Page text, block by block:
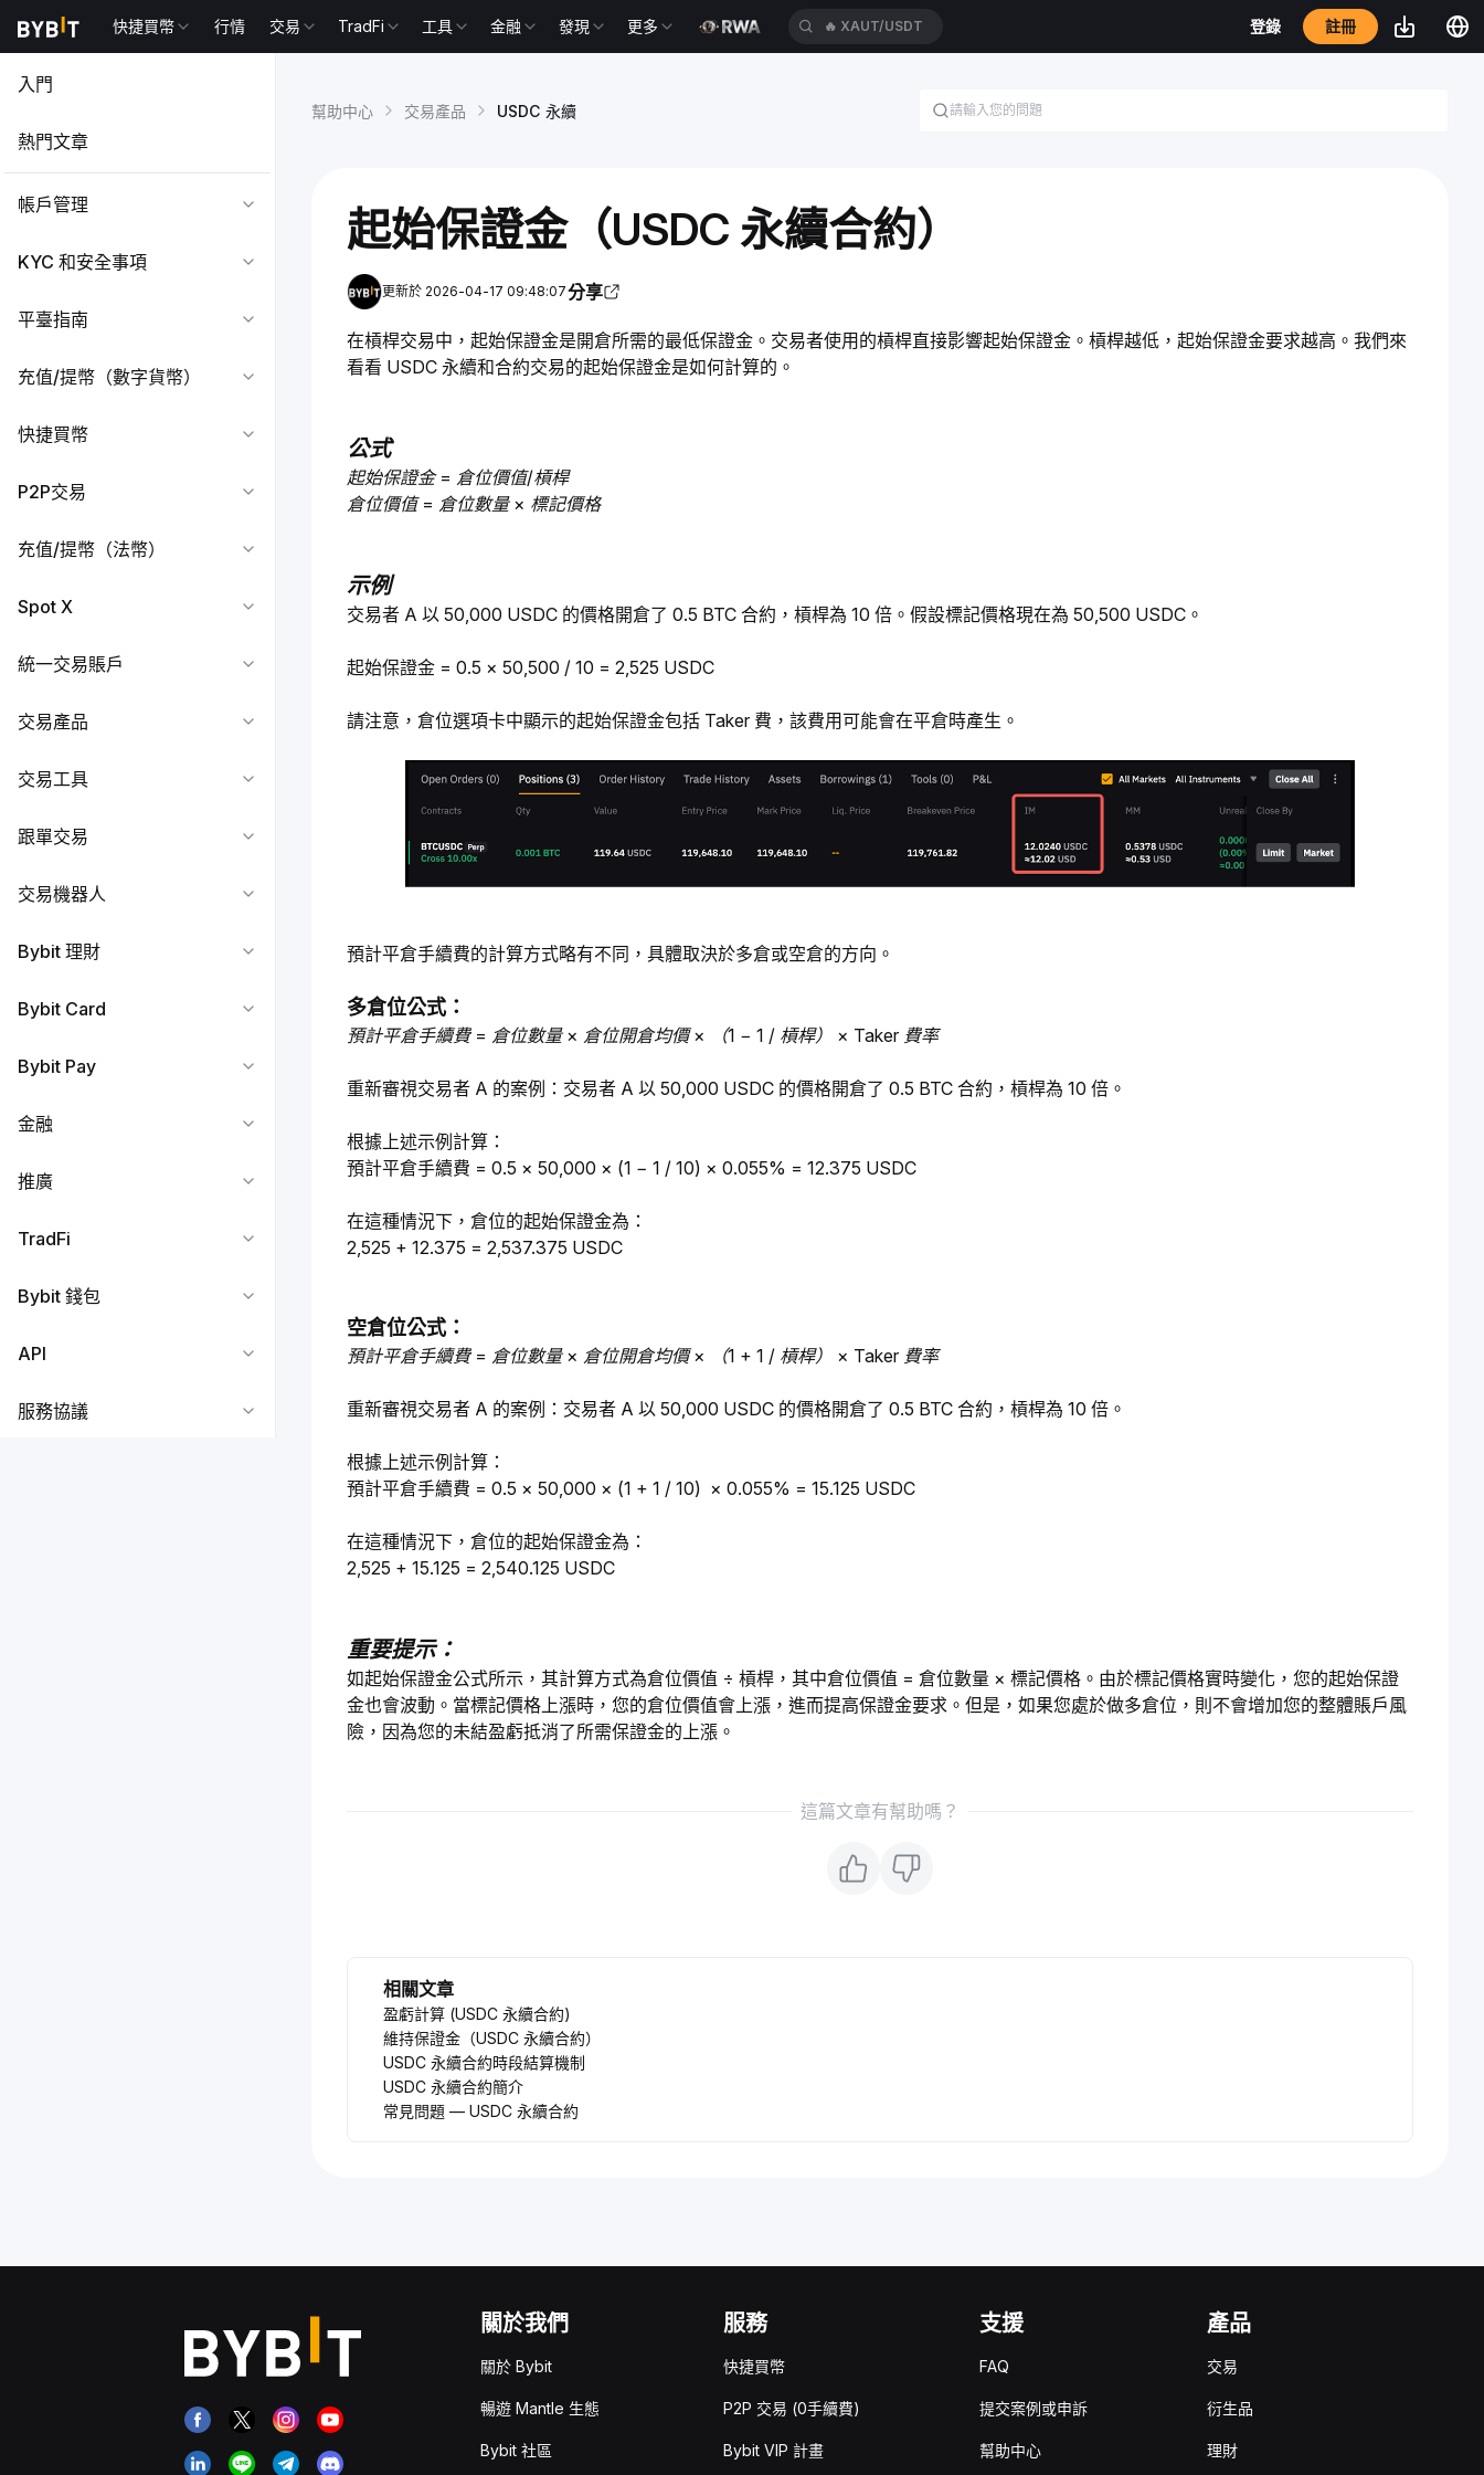
快捷買幣 行情 交易 TradFi 工具 金融 發現 更多 🔥 HEIUSDT 登錄 註冊
入門
熱門文章
帳戶管理
KYC 和安全事項
平臺指南
充值/提幣（數字貨幣）
快捷買幣
P2P交易
充值/提幣（法幣）
Spot X
統一交易賬戶
交易產品
交易工具
跟單交易
交易機器人
Bybit 理財
Bybit Card
Bybit Pay
金融
推廣
TradFi
Bybit 錢包
API
服務協議
幫助中心 交易產品 USDC 永續
起始保證金（USDC 永續合約）
更新於 2026-04-17 09:48:07分享
在槓桿交易中，起始保證金是開倉所需的最低保證金。交易者使用的槓桿直接影響起始保證金。槓桿越低，起始保證金要求越高。我們來
看看 USDC 永續和合約交易的起始保證金是如何計算的。
公式
起始保證金 = 倉位價值/槓桿
倉位價值 = 倉位數量 × 標記價格
示例
交易者 A 以 50,000 USDC 的價格開倉了 0.5 BTC 合約，槓桿為 10 倍。假設標記價格現在為 50,500 USDC。
起始保證金 = 0.5 × 50,500 / 10 = 2,525 USDC
請注意，倉位選項卡中顯示的起始保證金包括 Taker 費，該費用可能會在平倉時產生。
預計平倉手續費的計算方式略有不同，具體取決於多倉或空倉的方向。
多倉位公式：
預計平倉手續費 = 倉位數量 × 倉位開倉均價 × （1 − 1 / 槓桿） × Taker 費率
重新審視交易者 A 的案例：交易者 A 以 50,000 USDC 的價格開倉了 0.5 BTC 合約，槓桿為 10 倍。
根據上述示例計算：
預計平倉手續費 = 0.5 × 50,000 × (1 − 1 / 10) × 0.055% = 12.375 USDC
在這種情況下，倉位的起始保證金為：
2,525 + 12.375 = 2,537.375 USDC
空倉位公式：
預計平倉手續費 = 倉位數量 × 倉位開倉均價 × （1 + 1 / 槓桿） × Taker 費率
重新審視交易者 A 的案例：交易者 A 以 50,000 USDC 的價格開倉了 0.5 BTC 合約，槓桿為 10 倍。
根據上述示例計算：
預計平倉手續費 = 0.5 × 50,000 × (1 + 1 / 10)  × 0.055% = 15.125 USDC
在這種情況下，倉位的起始保證金為：
2,525 + 15.125 = 2,540.125 USDC
重要提示：
如起始保證金公式所示，其計算方式為倉位價值 ÷ 槓桿，其中倉位價值 = 倉位數量 × 標記價格。由於標記價格實時變化，您的起始保證
金也會波動。當標記價格上漲時，您的倉位價值會上漲，進而提高保證金要求。但是，如果您處於做多倉位，則不會增加您的整體賬戶風
險，因為您的未結盈虧抵消了所需保證金的上漲。
這篇文章有幫助嗎？
相關文章
盈虧計算 (USDC 永續合約)
維持保證金（USDC 永續合約）
USDC 永續合約時段結算機制
USDC 永續合約簡介
常見問題 — USDC 永續合約
關於我們
關於 Bybit
暢遊 Mantle 生態
Bybit 社區
服務
快捷買幣
P2P 交易 (0手續費)
Bybit VIP 計畫
支援
FAQ
提交案例或申訴
幫助中心
產品
交易
衍生品
理財